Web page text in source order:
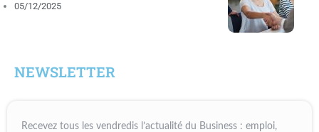
05/12/2025
NEWSLETTER
Recevez tous les vendredis l’actualité du Business : emploi,